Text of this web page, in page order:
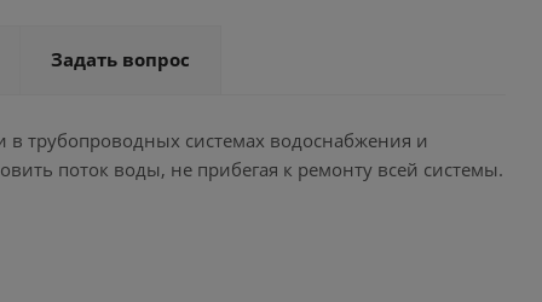
Задать вопрос
в трубопроводных системах водоснабжения и
поток воды, не прибегая к ремонту всей системы.